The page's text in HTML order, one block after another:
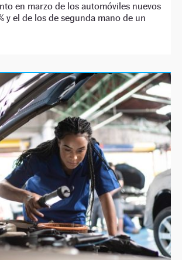
en marzo de los automóviles nuevos
y el de los de segunda mano de un